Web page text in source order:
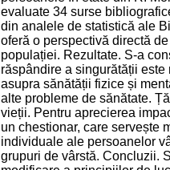
evaluate 34 surse
din analele de statistică ale
oferă o perspectivă directă
populației. Rezultate. S-a
răspândire a singurătății
asupra sănătății fizice și
alte probleme de sănătate.
vieții. Pentru aprecierea
un chestionar, care servește
individuale ale persoanelor
grupuri de vârstă. Concluzii.